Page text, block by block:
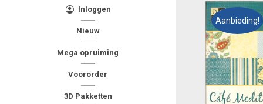
Inloggen
Nieuw
Mega opruiming
Voororder
3D Pakketten
Aanbieding!